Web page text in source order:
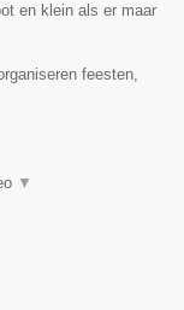
en klein als er maar
feesten,
▼